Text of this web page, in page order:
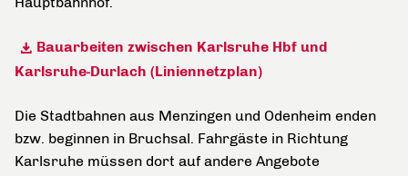
Bauarbeiten zwischen Karlsruhe Hbf und
Karlsruhe-Durlach (Liniennetzplan)
Die Stadtbahnen aus Menzingen und Odenheim enden
bzw. beginnen in Bruchsal. Fahrgäste in Richtung
Karlsruhe müssen dort auf andere Angebote